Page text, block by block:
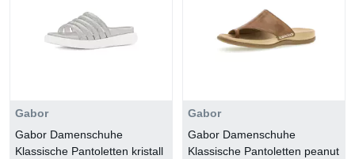
Gabor
Gabor Damenschuhe
Klassische Pantoletten kristall
Gabor
Gabor Damenschuhe
Klassische Pantoletten peanut